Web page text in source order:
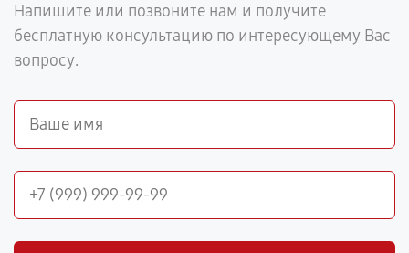
Напишите или позвоните нам и получите
бесплатную консультацию по интересующему Вас
вопросу.